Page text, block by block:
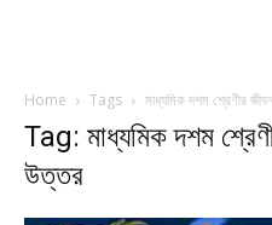
Home Tags মাধ্যমিক দশম শ্রেণীর
Tag: মাধ্যমিক দশম
উত্তর